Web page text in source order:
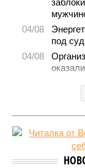
04/08
под суд
04/08